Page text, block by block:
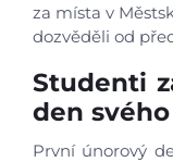
za místa v
dozvěděli od
Studenti
den
První únorový